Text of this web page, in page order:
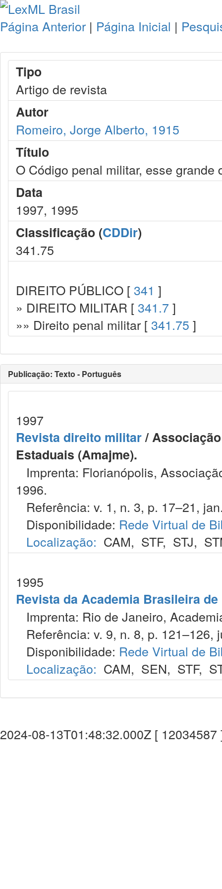
Página Anterior | Página Inicial |
Tipo
Artigo de revista
Autor
Romeiro, Jorge Alberto, 1915
Título
O Código penal militar, esse grande
Data
1997, 1995
Classificação (CDDir)
341.75
DIREITO PÚBLICO [ 341 ]
» DIREITO MILITAR [ 341.7 ]
»» Direito penal militar [ 341.75 ]
Publicação: Texto - Português
1997
Revista direito militar/
Estaduais (Amajme).
Imprenta: Florianópolis,
1996.
Referência: v. 1, n. 3, p. 17–21,
Disponibilidade: Rede Virtual de
Localização: CAM, STF, STJ,
1995
Revista da Academia Brasileira
Imprenta: Rio de Janeiro,
Referência: v. 9, n. 8, p. 121–126,
Disponibilidade: Rede Virtual de
Localização: CAM, SEN, STF,
2024-08-13T01:48:32.000Z [ 12034587